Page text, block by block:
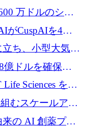
ク資金調達取引
万ドルのシリ
た倉庫自動化を
がCuspAIを4億
ち、小型大気質
政策の中心に据
億ドルを確保、
ーを130億ユー
Sciences を
ントで支援
むスケールアッ
来の AI 創薬プラ